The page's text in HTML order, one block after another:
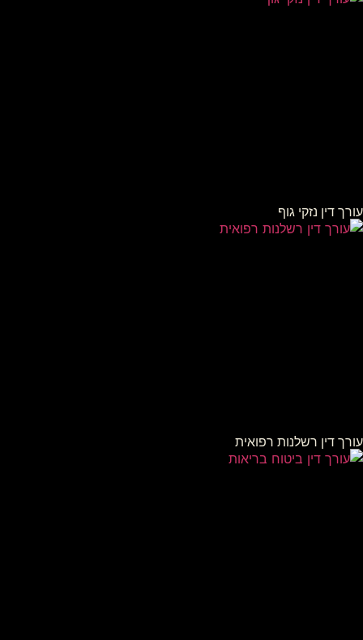
עורך דין נזקי גוף
עורך דין רשלנות רפואית